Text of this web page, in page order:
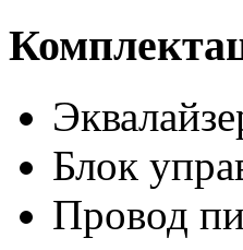
Блок
Провод